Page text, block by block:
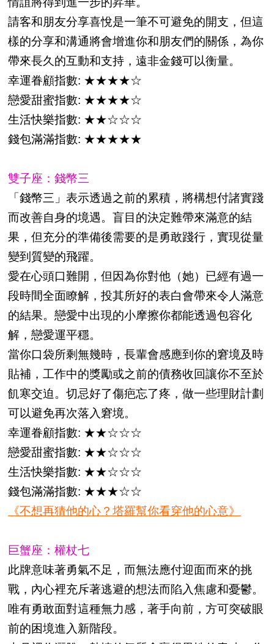
請客和朋友分享喜悅是一筆不可避免的開支，但這
樣的分享和溝通將會增進你和朋友們的關係，為你
帶來長久的互動和支持，遠非金錢可以衡量。
幸運眷顧指數: ★★★★☆
戀愛甜蜜指數: ★★★★☆
生活快樂指數: ★★☆☆☆
錢包滿滿指數: ★★★★★
雙子座：錢幣三
「錢幣三」表示透過之前的累積，將構想付諸實踐
而改善自身的境遇。盲目的決定難帶來滿意的結
果，但充分的準備後需要的是勇敢踐行，實現從量
變到質變的飛躍。
愛在心頭口難開，但因為你對他（她）已經有過一
段時間全面瞭解，投其所好的表白會帶來令人滿意
的結果。戀愛中出現的小摩擦你都能透過包容化
解，戀愛運平穩。
當你口袋所剩無幾時，長輩會感應到你的窘境及時
貼補，工作中的獎勵或之前的債務收回讓你不至於
飢寒交迫。切忌好了傷疤忘了疼，做一些理財計劃
可以避免再次落入窘境。
幸運眷顧指數: ★★☆☆☆
戀愛甜蜜指數: ★★☆☆☆
生活快樂指數: ★★☆☆☆
錢包滿滿指數: ★★★☆☆
《不想再猜他的心？塔羅幫你看穿他的心意》
巨蟹座：權杖七
此牌意味著勇氣不足，而無法應付迎面而來的挑
戰，內心裡充斥著逃避的想法而陷入焦慮和憂鬱。
唯有勇敢面對這種無力感，著手向前，方可突破眼
前的困境進入新階段。